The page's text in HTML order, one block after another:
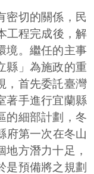
密切的關係，民
工程完成後，解
境。繼任的主事
」為施政的重
，首先委託臺灣
著手進行宜蘭縣
的細部計劃，冬
府第一次在冬山
方潛力十足，
是預備將之規劃